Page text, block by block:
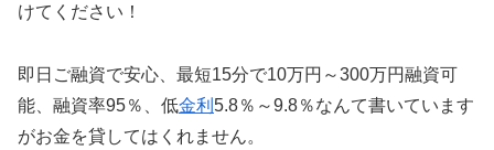
けてください！
即日ご融資で安心、最短15分で10万円～300万円融資可
能、融資率95％、低金利 5.8％～9.8％なんて書いています
がお金を貸してはくれません。